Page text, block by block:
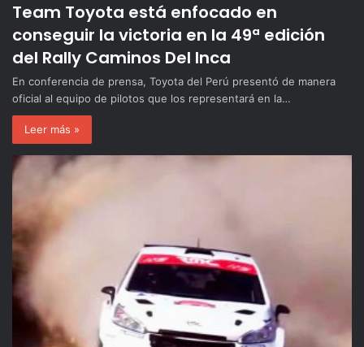
Team Toyota está enfocado en
conseguir la victoria en la 49ª edición
del Rally Caminos Del Inca
En conferencia de prensa, Toyota del Perú presentó de manera
oficial al equipo de pilotos que los representará en la…
Leer más »